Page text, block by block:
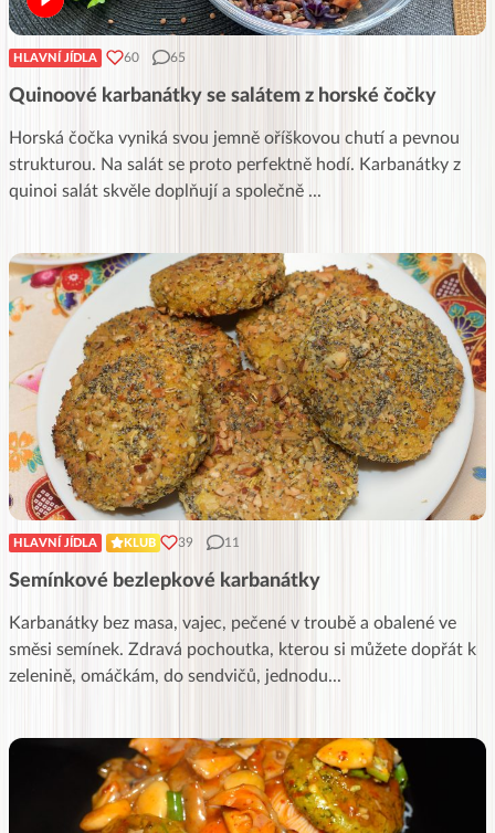
HLAVNÍ JÍDLA 60 65
Quinoové karbanátky se salátem z horské čočky
Horská čočka vyniká svou jemně oříškovou chutí a pevnou
strukturou. Na salát se proto perfektně hodí. Karbanátky z
quinoi salát skvěle doplňují a společně ...
HLAVNÍ JÍDLA KLUB 39 11
Semínkové bezlepkové karbanátky
Karbanátky bez masa, vajec, pečené v troubě a obalené ve
směsi semínek. Zdravá pochoutka, kterou si můžete dopřát k
zelenině, omáčkám, do sendvičů, jednodu...